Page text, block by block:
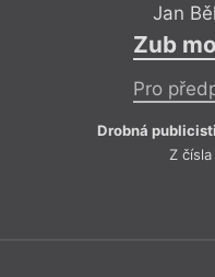
Jan
Zub
Pro
Drobná
Z